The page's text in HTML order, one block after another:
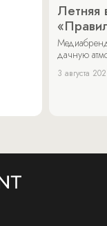
Летняя
дачную
3 августа